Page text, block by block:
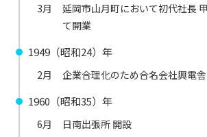
3月
延岡市山月町において初代社長
て開業
1949（昭和24）年
2月 企業合理化のため合名会社興電
1960（昭和35）年
6月 日南出張所 開設